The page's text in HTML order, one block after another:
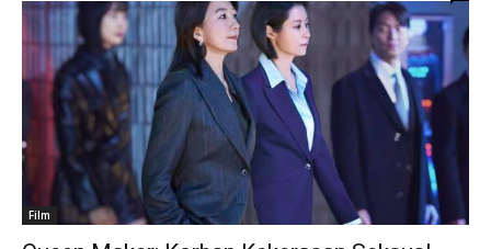
Film